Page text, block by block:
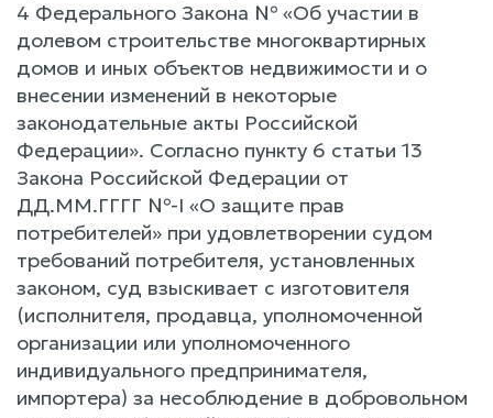
4 Федерального Закона № «Об участии в
долевом строительстве многоквартирных
домов и иных объектов недвижимости и о
внесении изменений в некоторые
законодательные акты Российской
Федерации». Согласно пункту 6 статьи 13
Закона Российской Федерации от
ДД.ММ.ГГГГ №-I «О защите прав
потребителей» при удовлетворении судом
требований потребителя, установленных
законом, суд взыскивает с изготовителя
(исполнителя, продавца, уполномоченной
организации или уполномоченного
индивидуального предпринимателя,
импортера) за несоблюдение в добровольном